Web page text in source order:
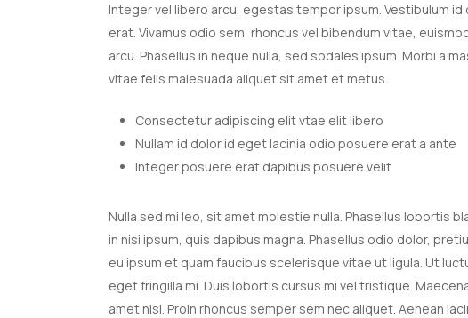
Integer vel libero arcu, egestas tempor ipsum. Vestibulum
erat. Vivamus odio sem, rhoncus vel bibendum vitae,
arcu. Phasellus in neque nulla, sed sodales ipsum. Morbi a
vitae felis malesuada aliquet sit amet et metus.
Consectetur adipiscing elit vtae elit libero
Nullam id dolor id eget lacinia odio posuere erat a ante
Integer posuere erat dapibus posuere velit
Nulla sed mi leo, sit amet molestie nulla. Phasellus lobortis
in nisi ipsum, quis dapibus magna. Phasellus odio dolor,
eu ipsum et quam faucibus scelerisque vitae ut ligula. Ut
eget fringilla mi. Duis lobortis cursus mi vel tristique.
amet nisi. Proin rhoncus semper sem nec aliquet. Aenean